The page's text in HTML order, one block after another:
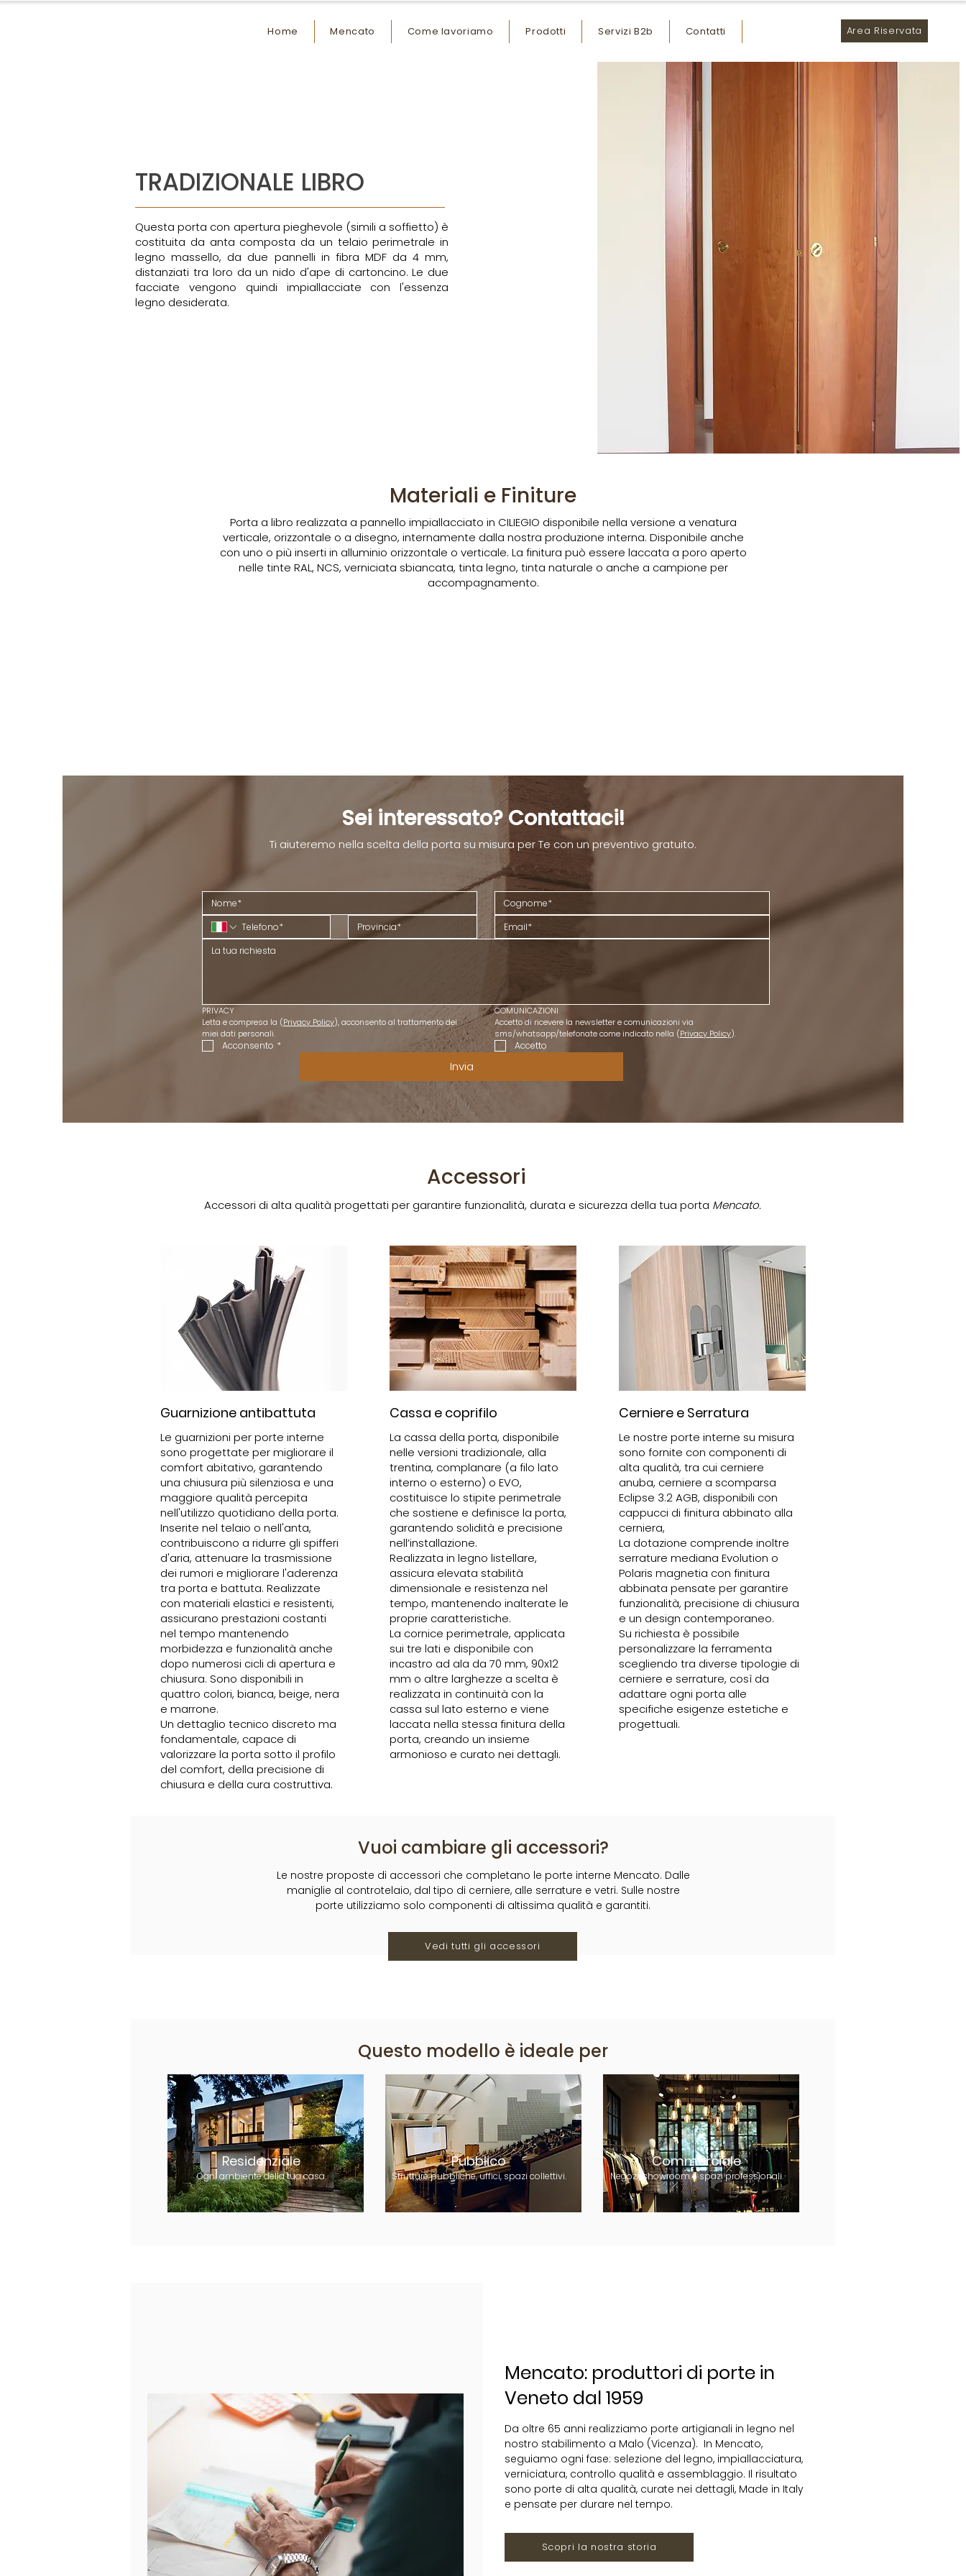
Home Mencato Come lavoriamo Prodotti Servizi B2b Contatti Area Riservata
TRADIZIONALE LIBRO
Questa porta con apertura pieghevole (simili a soffietto) è
costituita da anta composta da un telaio perimetrale in
legno massello, da due pannelli in fibra MDF da 4 mm,
distanziati tra loro da un nido d'ape di cartoncino. Le due
facciate vengono quindi impiallacciate con l'essenza
legno desiderata.
Materiali e Finiture
Porta a libro realizzata a pannello impiallacciato in CILIEGIO disponibile nella versione a venatura
verticale, orizzontale o a disegno, internamente dalla nostra produzione interna. Disponibile anche
con uno o più inserti in alluminio orizzontale o verticale. La finitura può essere laccata a poro aperto
nelle tinte RAL, NCS, verniciata sbiancata, tinta legno, tinta naturale o anche a campione per
accompagnamento.
PRIVACY
Letta e compresa la (Privacy Policy), acconsento al trattamento dei
miei dati personali.
COMUNICAZIONI
Accetto di ricevere la newsletter e comunicazioni via
sms/whatsapp/telefonate come indicato nella (Privacy Policy).
Acconsento * Accetto
Invia
Sei interessato? Contattaci!
Ti aiuteremo nella scelta della porta su misura per Te con un preventivo gratuito.
Accessori
Accessori di alta qualità progettati per garantire funzionalità, durata e sicurezza della tua porta Mencato.
Guarnizione antibattuta
Le guarnizioni per porte interne
sono progettate per migliorare il
comfort abitativo, garantendo
una chiusura più silenziosa e una
maggiore qualità percepita
nell'utilizzo quotidiano della porta.
Inserite nel telaio o nell'anta,
contribuiscono a ridurre gli spifferi
d'aria, attenuare la trasmissione
dei rumori e migliorare l'aderenza
tra porta e battuta. Realizzate
con materiali elastici e resistenti,
assicurano prestazioni costanti
nel tempo mantenendo
morbidezza e funzionalità anche
dopo numerosi cicli di apertura e
chiusura. Sono disponibili in
quattro colori, bianca, beige, nera
e marrone.
Un dettaglio tecnico discreto ma
fondamentale, capace di
valorizzare la porta sotto il profilo
del comfort, della precisione di
chiusura e della cura costruttiva.
Cassa e coprifilo
La cassa della porta, disponibile
nelle versioni tradizionale, alla
trentina, complanare (a filo lato
interno o esterno) o EVO,
costituisce lo stipite perimetrale
che sostiene e definisce la porta,
garantendo solidità e precisione
nell’installazione.
Realizzata in legno listellare,
assicura elevata stabilità
dimensionale e resistenza nel
tempo, mantenendo inalterate le
proprie caratteristiche.
La cornice perimetrale, applicata
sui tre lati e disponibile con
incastro ad ala da 70 mm, 90x12
mm o altre larghezze a scelta è
realizzata in continuità con la
cassa sul lato esterno e viene
laccata nella stessa finitura della
porta, creando un insieme
armonioso e curato nei dettagli.
Cerniere e Serratura
Le nostre porte interne su misura
sono fornite con componenti di
alta qualità, tra cui cerniere
anuba, cerniere a scomparsa
Eclipse 3.2 AGB, disponibili con
cappucci di finitura abbinato alla
cerniera,
La dotazione comprende inoltre
serrature mediana Evolution o
Polaris magnetia con finitura
abbinata pensate per garantire
funzionalità, precisione di chiusura
e un design contemporaneo.
Su richiesta è possibile
personalizzare la ferramenta
scegliendo tra diverse tipologie di
cerniere e serrature, così da
adattare ogni porta alle
specifiche esigenze estetiche e
progettuali.
Vuoi cambiare gli accessori?
Le nostre proposte di accessori che completano le porte interne Mencato. Dalle
maniglie al controtelaio, dal tipo di cerniere, alle serrature e vetri. Sulle nostre
porte utilizziamo solo componenti di altissima qualità e garantiti.
Vedi tutti gli accessori
Questo modello è ideale per
Residenziale
Ogni ambiente della tua casa.
Pubblico
Strutture pubbliche, uffici, spazi collettivi.
Commerciale
Negozi, showroom e spazi professionali.
Mencato: produttori di porte in
Veneto dal 1959
Da oltre 65 anni realizziamo porte artigianali in legno nel
nostro stabilimento a Malo (Vicenza). In Mencato,
seguiamo ogni fase: selezione del legno, impiallacciatura,
verniciatura, controllo qualità e assemblaggio. Il risultato
sono porte di alta qualità, curate nei dettagli, Made in Italy
e pensate per durare nel tempo.
Scopri la nostra storia